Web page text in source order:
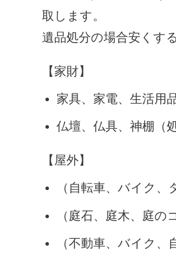
取します。
遺品処分の場合安くす
【家財】
家具、家電、生活用
仏壇、仏具、神棚（
【屋外】
（自転車、バイク
（庭石、庭木、庭の
（不動車、バイク、